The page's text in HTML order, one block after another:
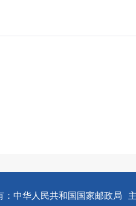
：中华人民共和国国家邮政局